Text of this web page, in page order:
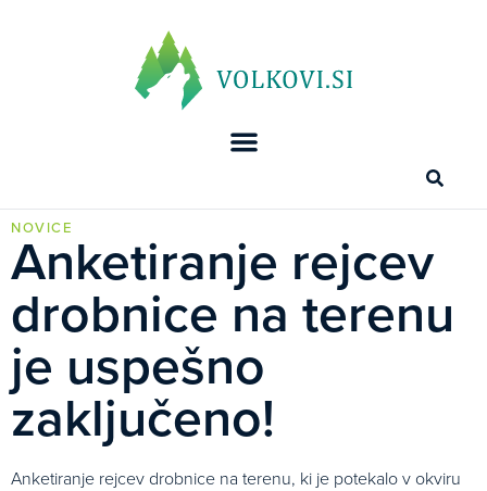
NOVICE
Anketiranje rejcev
drobnice na terenu
je uspešno
zaključeno!
Anketiranje rejcev drobnice na terenu, ki je potekalo v okviru